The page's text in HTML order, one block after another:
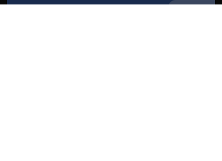
Quienes Somos